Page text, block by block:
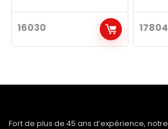
16030 17804
Fort de plus de 45 ans d’expérience,